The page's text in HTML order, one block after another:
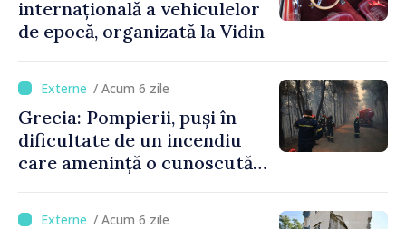
internațională a vehiculelor
de epocă, organizată la Vidin
/ Acum 6 zile
Grecia: Pompierii, puși în
dificultate de un incendiu
care amenință o cunoscută
/ Acum 6 zile